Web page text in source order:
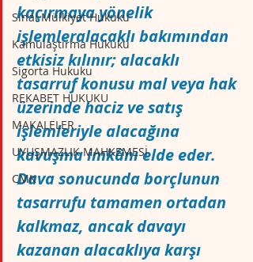
Sınai Mülkiyet Hukuku
Kamulaştırma Hukuku
Sigorta Hukuku
REKABET HUKUKU
MAKALELER
UYUŞMAZLIK MAHKEMESİ
CMK
kaçırmaya yönelik
işlemleralacaklı bakımından
etkisiz kılınır; alacaklı
tasarruf konusu mal veya hak
üzerinde haciz ve satış
işlemleriyle alacağına
kavuşma imkânı elde eder.
Dava sonucunda borçlunun
tasarrufu tamamen ortadan
kalkmaz, ancak davayı
kazanan alacaklıya karşı